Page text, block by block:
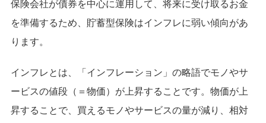
保険会社が債券を中心に運用して、将来に受け取るお金
を準備するため、貯蓄型保険はインフレに弱い傾向があ
ります。
インフレとは、「インフレーション」の略語でモノやサ
ービスの値段（＝物価）が上昇することです。物価が上
昇することで、買えるモノやサービスの量が減り、相対